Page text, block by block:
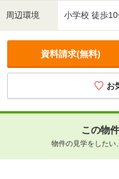
周辺環境 小学校 徒歩
資料請求(無料)
お
この物
物件の見学をしたい